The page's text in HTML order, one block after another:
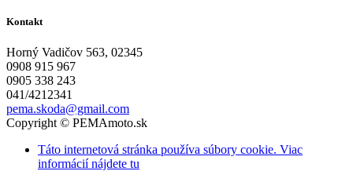
Kontakt
Horný Vadičov 563, 02345
0908 915 967
0905 338 243
041/4212341
pema.skoda@gmail.com
Copyright © PEMAmoto.sk
Táto internetová stránka používa súbory cookie. Viac
informácií nájdete tu